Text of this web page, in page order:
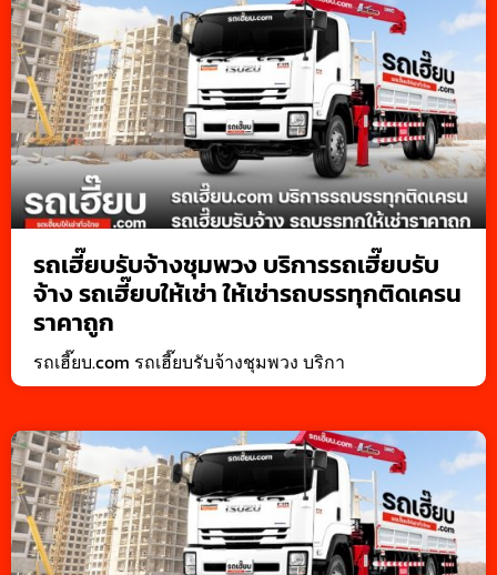
รถเฮี๊ยบรับจ้างชุมพวง บริการรถเฮี๊ยบรับ
จ้าง รถเฮี๊ยบให้เช่า ให้เช่ารถบรรทุกติดเครน
ราคาถูก
รถเฮี๊ยบ.com รถเฮี๊ยบรับจ้างชุมพวง บริกา